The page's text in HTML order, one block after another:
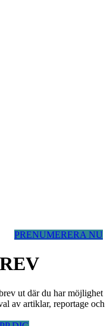
PRENUMERERA NU
ut där du har möjlighet
av artiklar, reportage och